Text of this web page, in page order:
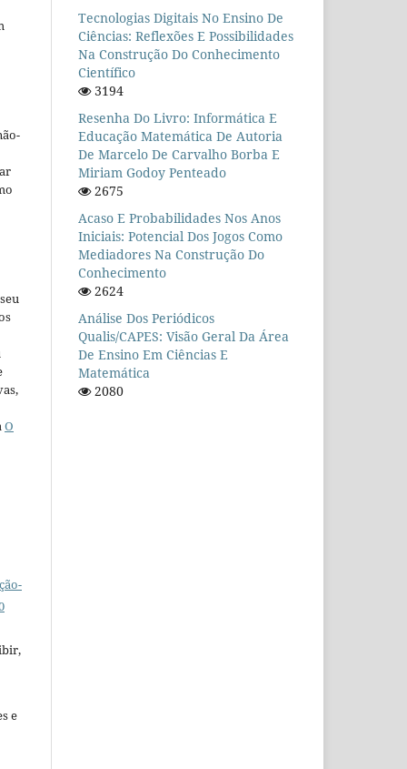
O
e
Tecnologias Digitais No Ensino De
Ciências: Reflexões E Possibilidades
Na Construção Do Conhecimento
Científico
3194
Resenha Do Livro: Informática E
Educação Matemática De Autoria
De Marcelo De Carvalho Borba E
Miriam Godoy Penteado
2675
Acaso E Probabilidades Nos Anos
Iniciais: Potencial Dos Jogos Como
Mediadores Na Construção Do
Conhecimento
2624
Análise Dos Periódicos
Qualis/CAPES: Visão Geral Da Área
De Ensino Em Ciências E
Matemática
2080